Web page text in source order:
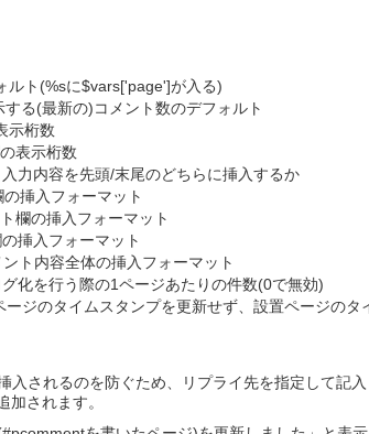
ト(%sに$vars['page']が入る)
る(最新の)コメント数のデフォルト
示桁数
表示桁数
力内容を先頭/末尾のどちらに挿入するか
挿入フォーマット
欄の挿入フォーマット
挿入フォーマット
ト内容全体の挿入フォーマット
化を行う際の1ページあたりの件数(0で無効)
ジのタイムスタンプを更新せず、設置ページのタ
されるのを防ぐため、リプライ先を指定して記
されます。